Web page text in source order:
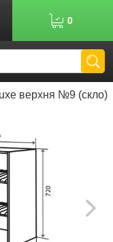
0
верхня №9 (скло)